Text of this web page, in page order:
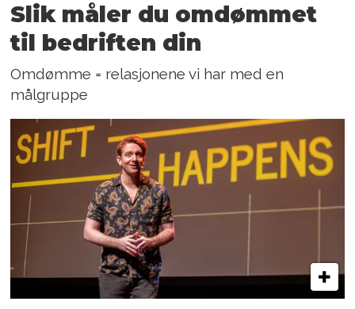
Slik måler du omdømmet
til bedriften din
Omdømme = relasjonene vi har med en
målgruppe